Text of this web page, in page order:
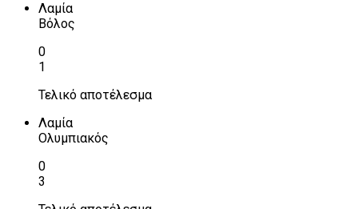
Λαμία
Βόλος
0
1
Τελικό αποτέλεσμα
Λαμία
Ολυμπιακός
0
3